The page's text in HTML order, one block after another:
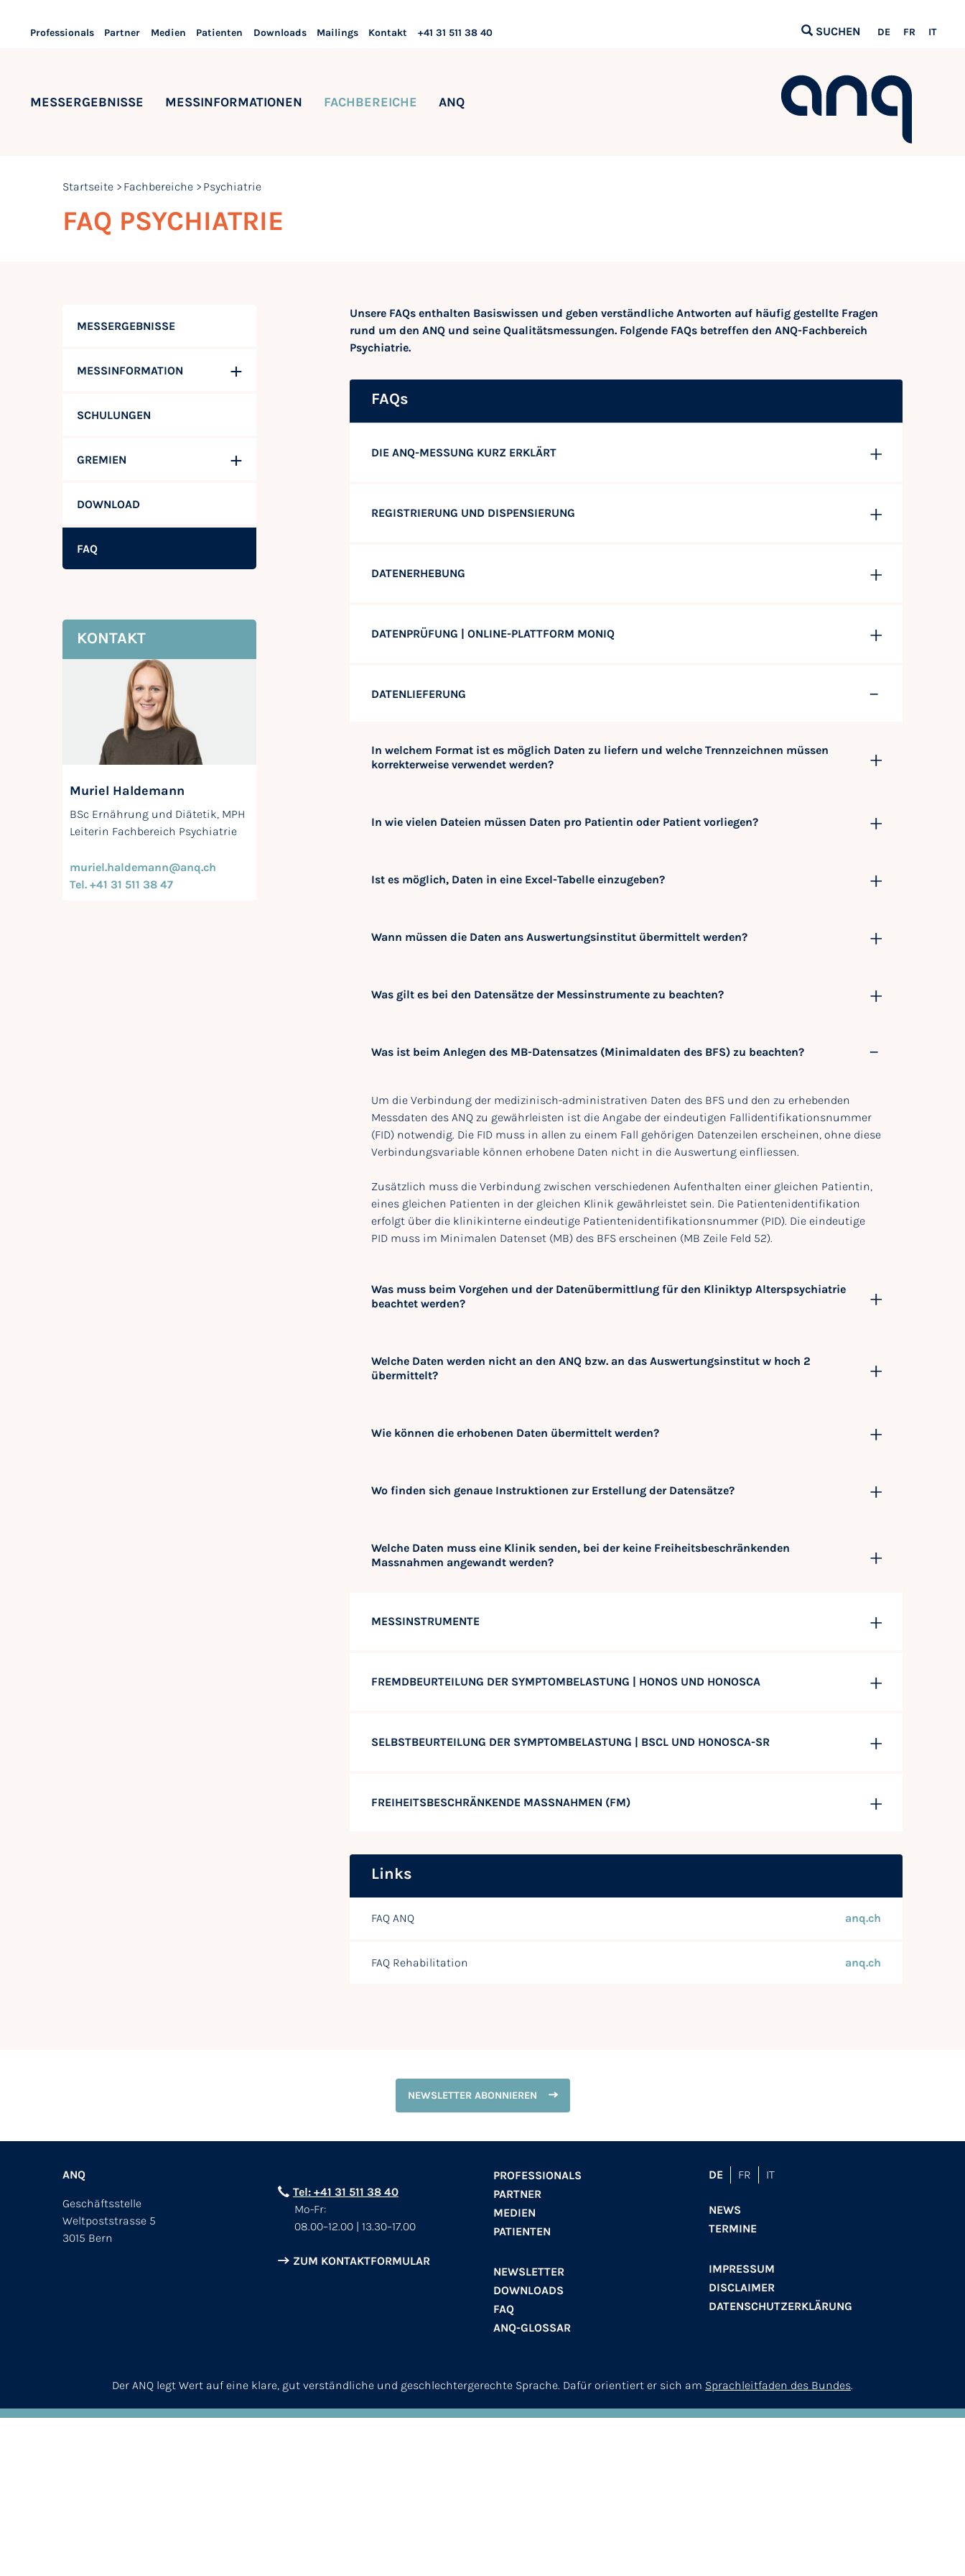
Professionals Partner Medien Patienten Downloads Mailings Kontakt +41 31 511 38 40 SUCHEN DE FR IT
MESSERGEBNISSE MESSINFORMATIONEN FACHBEREICHE ANQ
Startseite Fachbereiche Psychiatrie
FAQ PSYCHIATRIE
MESSERGEBNISSE
MESSINFORMATION
SCHULUNGEN
GREMIEN
DOWNLOAD
FAQ
KONTAKT
Muriel Haldemann
BSc Ernährung und Diätetik, MPH
Leiterin Fachbereich Psychiatrie
muriel.haldemann@anq.ch
Tel. +41 31 511 38 47
Unsere FAQs enthalten Basiswissen und geben verständliche Antworten auf häufig gestellte Fragen
rund um den ANQ und seine Qualitätsmessungen. Folgende FAQs betreffen den ANQ-Fachbereich
Psychiatrie.
FAQs
DIE ANQ-MESSUNG KURZ ERKLÄRT
REGISTRIERUNG UND DISPENSIERUNG
DATENERHEBUNG
DATENPRÜFUNG | ONLINE-PLATTFORM MONIQ
DATENLIEFERUNG
In welchem Format ist es möglich Daten zu liefern und welche Trennzeichnen müssen
korrekterweise verwendet werden?
In wie vielen Dateien müssen Daten pro Patientin oder Patient vorliegen?
Ist es möglich, Daten in eine Excel-Tabelle einzugeben?
Wann müssen die Daten ans Auswertungsinstitut übermittelt werden?
Was gilt es bei den Datensätze der Messinstrumente zu beachten?
Was ist beim Anlegen des MB-Datensatzes (Minimaldaten des BFS) zu beachten?
Um die Verbindung der medizinisch-administrativen Daten des BFS und den zu erhebenden
Messdaten des ANQ zu gewährleisten ist die Angabe der eindeutigen Fallidentifikationsnummer
(FID) notwendig. Die FID muss in allen zu einem Fall gehörigen Datenzeilen erscheinen, ohne diese
Verbindungsvariable können erhobene Daten nicht in die Auswertung einfliessen.
Zusätzlich muss die Verbindung zwischen verschiedenen Aufenthalten einer gleichen Patientin,
eines gleichen Patienten in der gleichen Klinik gewährleistet sein. Die Patientenidentifikation
erfolgt über die klinikinterne eindeutige Patientenidentifikationsnummer (PID). Die eindeutige
PID muss im Minimalen Datenset (MB) des BFS erscheinen (MB Zeile Feld 52).
Was muss beim Vorgehen und der Datenübermittlung für den Kliniktyp Alterspsychiatrie
beachtet werden?
Welche Daten werden nicht an den ANQ bzw. an das Auswertungsinstitut w hoch 2
übermittelt?
Wie können die erhobenen Daten übermittelt werden?
Wo finden sich genaue Instruktionen zur Erstellung der Datensätze?
Welche Daten muss eine Klinik senden, bei der keine Freiheitsbeschränkenden
Massnahmen angewandt werden?
MESSINSTRUMENTE
FREMDBEURTEILUNG DER SYMPTOMBELASTUNG | HONOS UND HONOSCA
SELBSTBEURTEILUNG DER SYMPTOMBELASTUNG | BSCL UND HONOSCA-SR
FREIHEITSBESCHRÄNKENDE MASSNAHMEN (FM)
Links
FAQ ANQ anq.ch
FAQ Rehabilitation anq.ch
NEWSLETTER ABONNIEREN
ANQ
Geschäftsstelle
Weltpoststrasse 5
3015 Bern
Tel: +41 31 511 38 40
Mo-Fr:
08.00–12.00 | 13.30–17.00
ZUM KONTAKTFORMULAR
PROFESSIONALS
PARTNER
MEDIEN
PATIENTEN
NEWSLETTER
DOWNLOADS
FAQ
ANQ-GLOSSAR
DE FR IT
NEWS
TERMINE
IMPRESSUM
DISCLAIMER
DATENSCHUTZERKLÄRUNG
Der ANQ legt Wert auf eine klare, gut verständliche und geschlechtergerechte Sprache. Dafür orientiert er sich am Sprachleitfaden des Bundes.